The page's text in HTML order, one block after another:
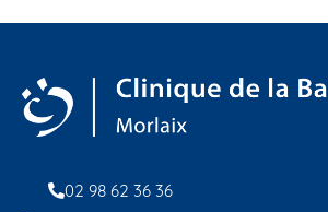
02 98 62 36 36